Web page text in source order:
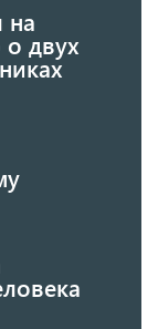
на
двух